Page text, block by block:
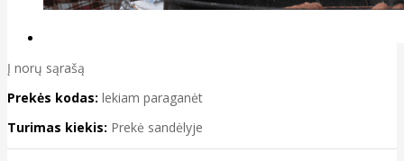
Į norų sąrašą
Prekės kodas: lekiam paraganėt
Turimas kiekis: Prekė sandėlyje